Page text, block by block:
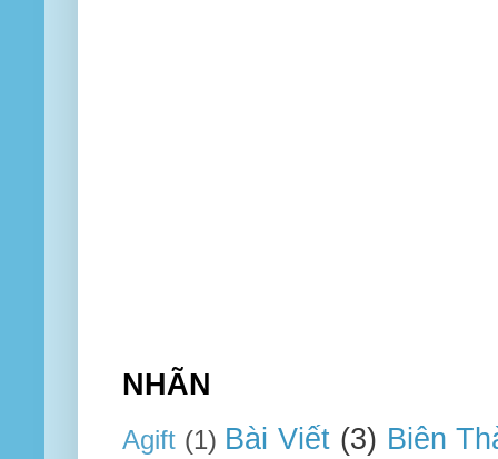
NHÃN
Agift (1) Bài Viết (3) Biên